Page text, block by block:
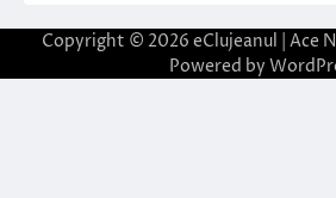
Copyright © 2026 eClujeanul | Ace
Powered by